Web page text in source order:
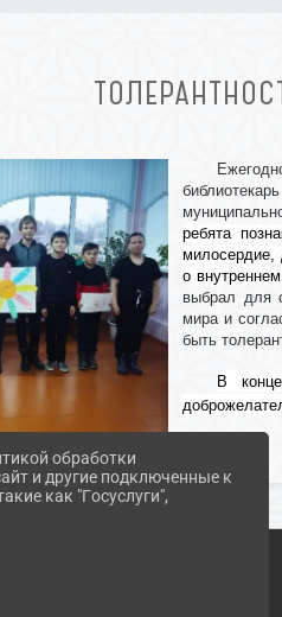
ребята
милосердие,
о
выбрал для
мира и
быть
В
обработки
и другие подключенные к
как "Госуслуги",